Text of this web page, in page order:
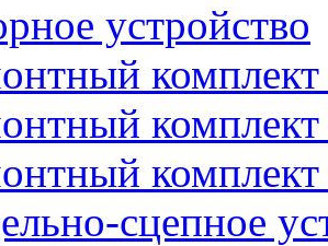
устройство
комплект
комплект
сцепное